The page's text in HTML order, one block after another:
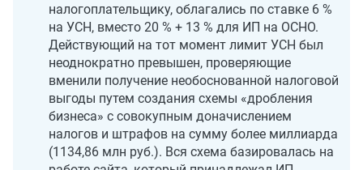
налогоплательщику, облагались по ставке 6 %
на УСН, вместо 20 % + 13 % для ИП на ОСНО.
Действующий на тот момент лимит УСН был
неоднократно превышен, проверяющие
вменили получение необоснованной налоговой
выгоды путем создания схемы «дробления
бизнеса» с совокупным доначислением
налогов и штрафов на сумму более миллиарда
(1134,86 млн руб.). Вся схема базировалась на